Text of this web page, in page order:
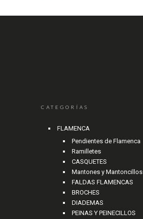
CATEGORÍAS
FLAMENCA
Pendientes de Flamenca
Ramilletes
CASQUETES
Mantones y Mantoncillos
FALDAS FLAMENCAS
BROCHES
DIADEMAS
PEINAS Y PEINECILLOS